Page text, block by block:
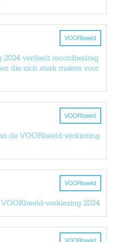
VOORbeeld
verdeelt recordbedrag
die zich sterk maken voor
VOORbeeld
de VOORbeeld-verkiezing
VOORbeeld
verkiezing 2024
VOORbeeld